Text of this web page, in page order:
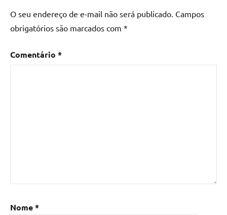
O seu endereço de e-mail não será publicado. Campos
obrigatórios são marcados com *
Comentário *
Nome*